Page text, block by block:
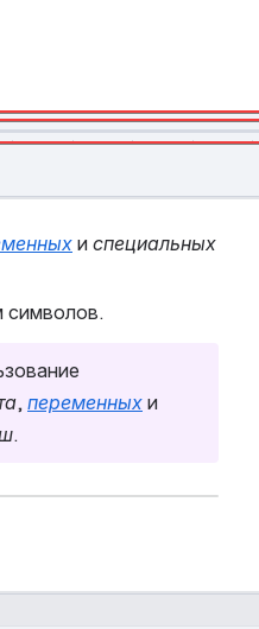
и специальных
символов.
, переменных
.